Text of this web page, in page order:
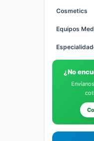
Cosmetics
Equipos
Health and
Hidratantes
¿No